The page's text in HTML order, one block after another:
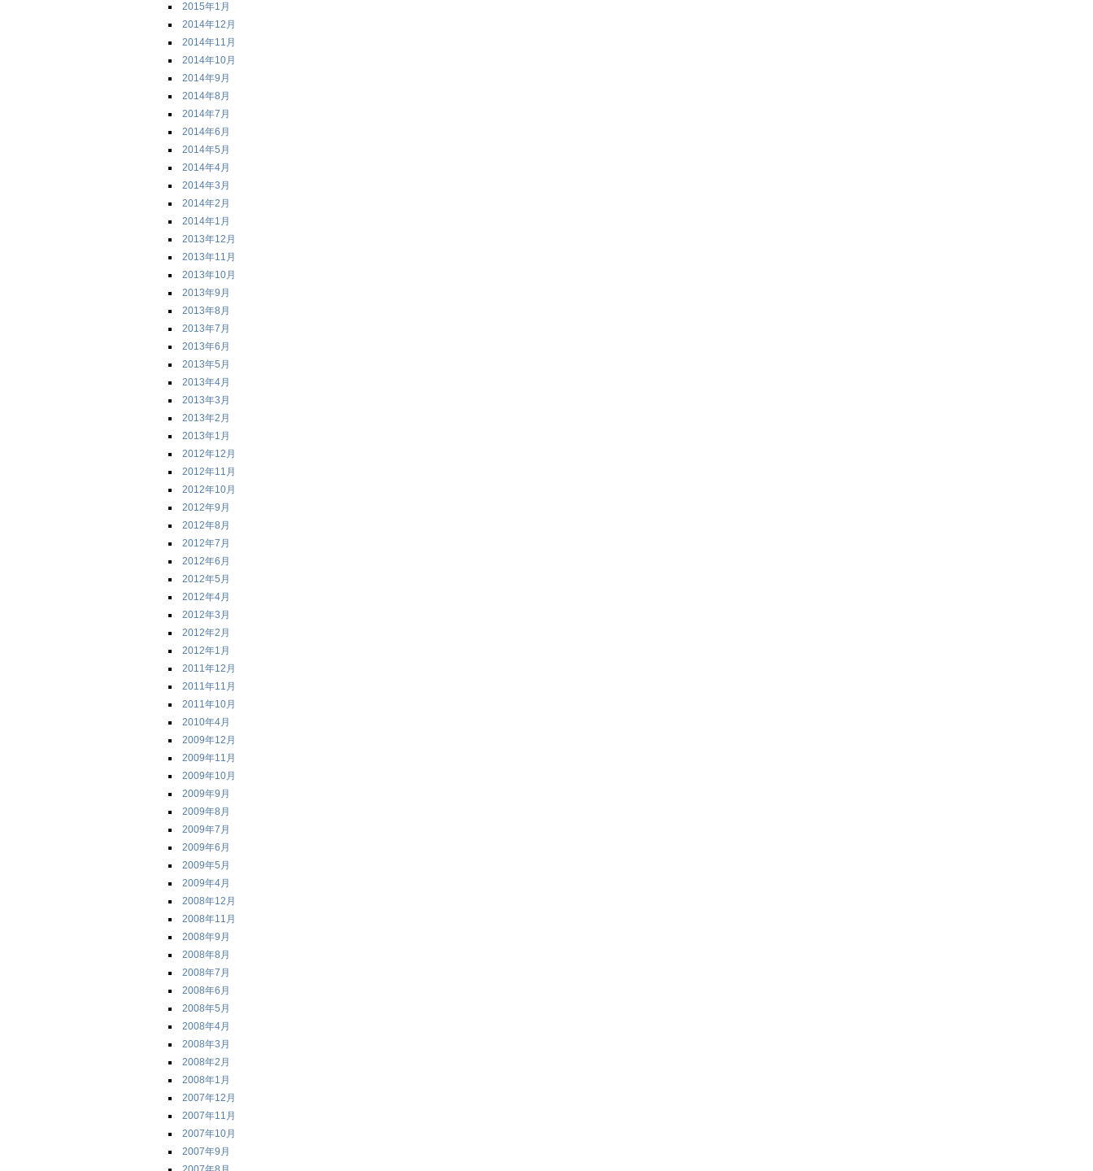
2015年1月
2014年12月
2014年11月
2014年10月
2014年9月
2014年8月
2014年7月
2014年6月
2014年5月
2014年4月
2014年3月
2014年2月
2014年1月
2013年12月
2013年11月
2013年10月
2013年9月
2013年8月
2013年7月
2013年6月
2013年5月
2013年4月
2013年3月
2013年2月
2013年1月
2012年12月
2012年11月
2012年10月
2012年9月
2012年8月
2012年7月
2012年6月
2012年5月
2012年4月
2012年3月
2012年2月
2012年1月
2011年12月
2011年11月
2011年10月
2010年4月
2009年12月
2009年11月
2009年10月
2009年9月
2009年8月
2009年7月
2009年6月
2009年5月
2009年4月
2008年12月
2008年11月
2008年9月
2008年8月
2008年7月
2008年6月
2008年5月
2008年4月
2008年3月
2008年2月
2008年1月
2007年12月
2007年11月
2007年10月
2007年9月